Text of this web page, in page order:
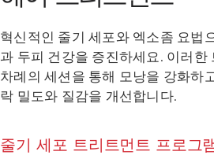
의사 소개
서비스
문의처
혁신적인 줄기 세포와 엑소좀 요법
과 두피 건강을 증진하세요. 이러한
차례의 세션을 통해 모낭을 강화하
락 밀도와 질감을 개선합니다.
줄기 세포 트리트먼트 프로그